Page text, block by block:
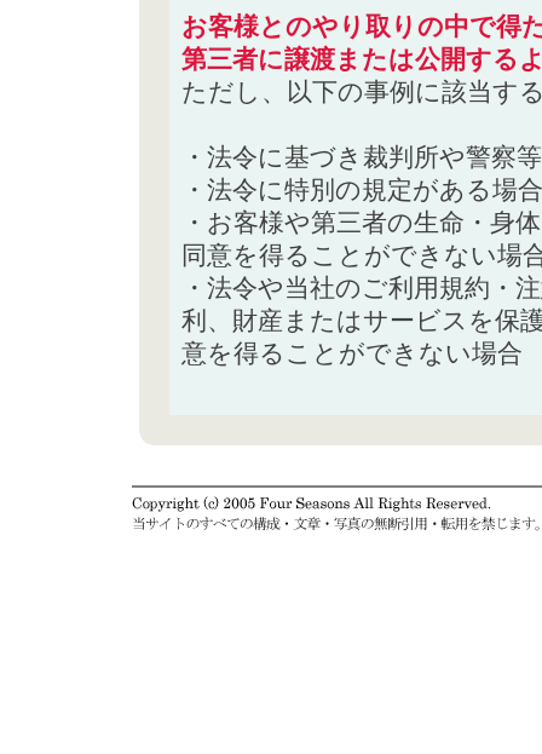
お客様とのやり取りの中で得
第三者に譲渡または公開する
ただし、以下の事例に該当す
・法令に基づき裁判所や警察
・法令に特別の規定がある場合
・お客様や第三者の生命・身
同意を得ることができない場
・法令や当社のご利用規約・
利、財産またはサービスを保
意を得ることができない場合